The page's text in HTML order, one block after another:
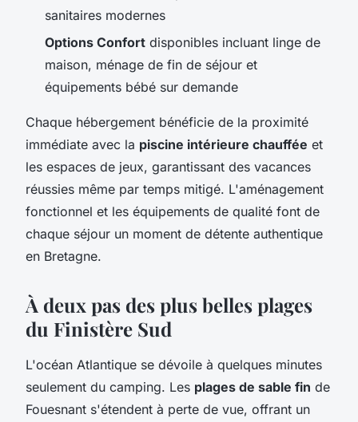
sanitaires modernes
Options Confort disponibles incluant linge de
maison, ménage de fin de séjour et
équipements bébé sur demande
Chaque hébergement bénéficie de la proximité
immédiate avec la piscine intérieure chauffée et
les espaces de jeux, garantissant des vacances
réussies même par temps mitigé. L'aménagement
fonctionnel et les équipements de qualité font de
chaque séjour un moment de détente authentique
en Bretagne.
À deux pas des plus belles plages
du Finistère Sud
L'océan Atlantique se dévoile à quelques minutes
seulement du camping. Les plages de sable fin de
Fouesnant s'étendent à perte de vue, offrant un